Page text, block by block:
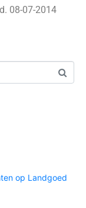
08-07-2014
op Landgoed